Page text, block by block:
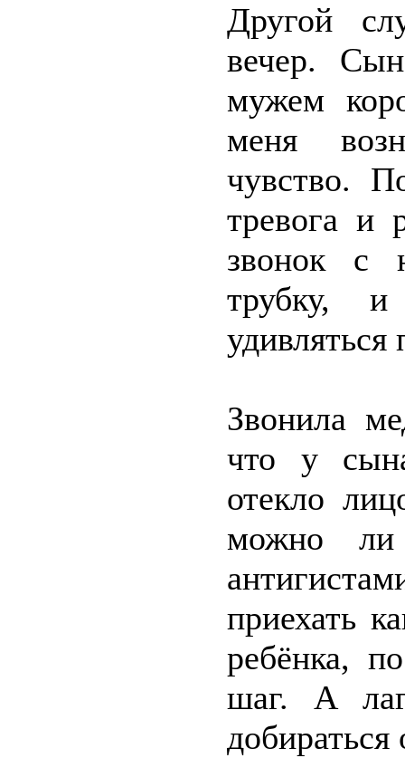
Другой
вечер.
мужем
меня
чувство.
тревога и
звонок с
трубку, и
удивляться
Звонила
что у
отекло
можно ли
приехать
ребёнка,
шаг. А
добираться